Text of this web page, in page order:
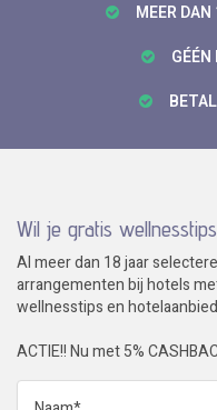
MEER
Wil je gratis
Al meer dan 18 jaar
arrangementen bij hotels
wellnesstips en
ACTIE!! Nu met 5%